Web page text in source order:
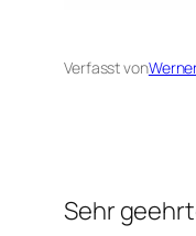
Verfasst von
Sehr